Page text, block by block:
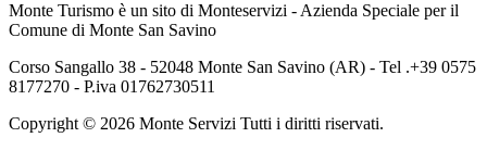
Monte Turismo è un sito di Monteservizi - Azienda Speciale per il
Comune di Monte San Savino
Corso Sangallo 38 - 52048 Monte San Savino (AR) - Tel .+39 0575
8177270 - P.iva 01762730511
Copyright © 2026 Monte Servizi Tutti i diritti riservati.